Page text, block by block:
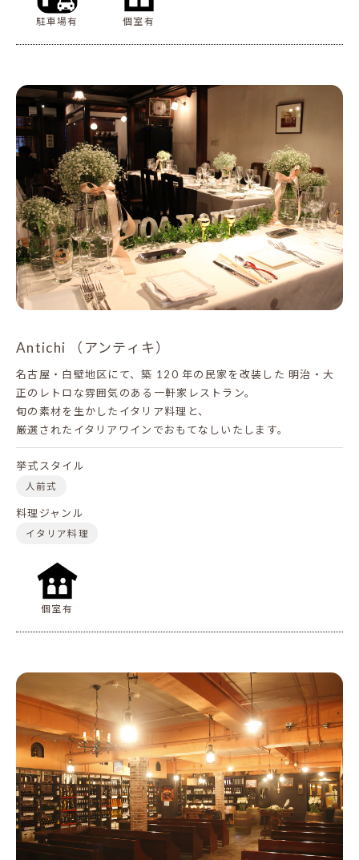
駐車場有 個室有
Antichi （アンティキ）
名古屋・白壁地区にて、築 120 年の民家を改装した 明治・大
正のレトロな雰囲気のある一軒家レストラン。
旬の素材を生かしたイタリア料理と、
厳選されたイタリアワインでおもてなしいたします。
挙式スタイル
人前式
料理ジャンル
イタリア料理
個室有